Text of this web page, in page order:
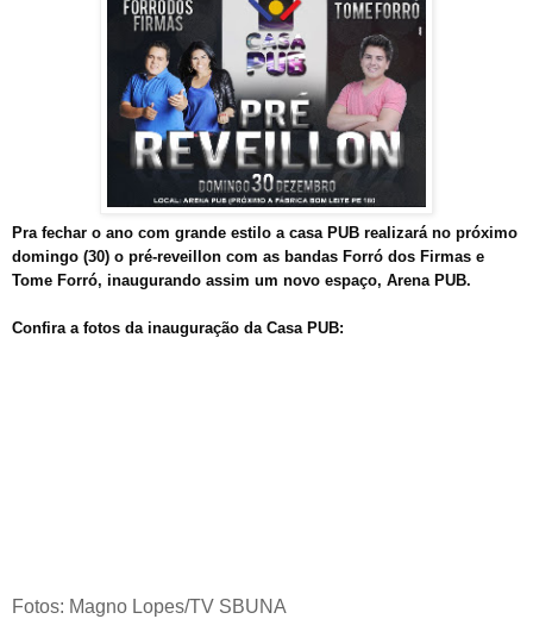
Pra fechar o ano com grande estilo a casa PUB realizará no próximo
domingo (30) o pré-reveillon com as bandas Forró dos Firmas e
Tome Forró, inaugurando assim um novo espaço, Arena PUB.
Confira a fotos da inauguração da Casa PUB:
Fotos: Magno Lopes/TV SBUNA